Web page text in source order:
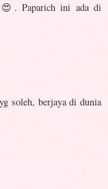
Paparich ini ada di
soleh, berjaya di dunia